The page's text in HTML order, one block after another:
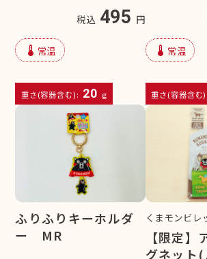
税込 495 円
device_thermostat 常温
重さ(容器含む): 20 g
device_thermostat 常温
重さ(容器含む):
ふりふりキーホルダ
ー MR
くまモンビレ
【限定】
グネット